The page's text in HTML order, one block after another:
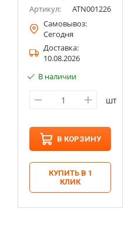
Артикул:
ATN001226
Самовывоз:
Сегодня
Доставка:
10.08.2026
В наличии
шт
В КОРЗИНУ
КУПИТЬ В 1
КЛИК